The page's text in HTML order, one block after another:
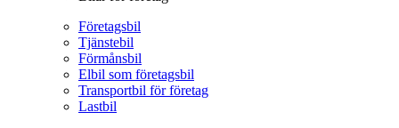
Företagsbil
Tjänstebil
Förmånsbil
Elbil som företagsbil
Transportbil för företag
Lastbil